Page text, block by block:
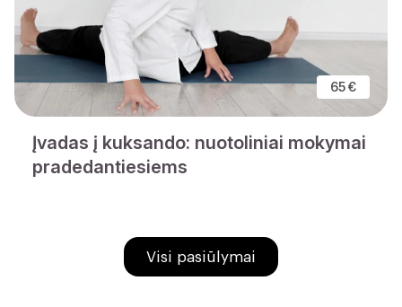
65 €
Įvadas į kuksando: nuotoliniai mokymai
pradedantiesiems
Visi pasiūlymai